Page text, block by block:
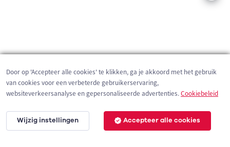
200 m
Door op 'Accepteer alle cookies' te klikken, ga je akkoord met het gebruik
van cookies voor een verbeterde gebruikerservaring,
websiteverkeersanalyse en gepersonaliseerde advertenties.Cookiebeleid
Wijzig instellingen Accepteer alle cookies